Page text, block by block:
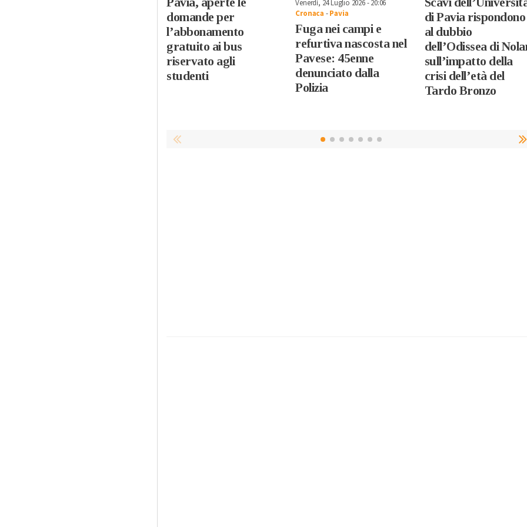
domande per
l’abbonamento
gratuito ai bus
riservato agli
studenti
Venerdì, 24 Luglio 2026 - 20:06
Cronaca -Pavia
Fuga nei campi e
refurtiva nascosta nel
Pavese: 45enne
denunciato dalla
Polizia
di Pavia rispondono
al dubbio
dell’Odissea di
sull’impatto della
crisi dell’età del
Tardo Bronzo